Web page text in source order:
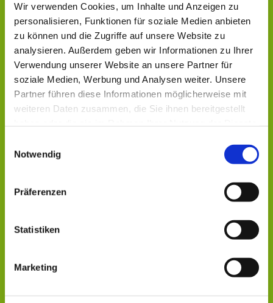
Wir verwenden Cookies, um Inhalte und Anzeigen zu
personalisieren, Funktionen für soziale Medien anbieten
zu können und die Zugriffe auf unsere Website zu
analysieren. Außerdem geben wir Informationen zu Ihrer
Verwendung unserer Website an unsere Partner für
soziale Medien, Werbung und Analysen weiter. Unsere
Partner führen diese Informationen möglicherweise mit
weiteren Daten zusammen, die Sie ihnen bereitgestellt
Notwendig
Präferenzen
Statistiken
Marketing
Tel.: 0151 14170618
Dies könnte Sie auch